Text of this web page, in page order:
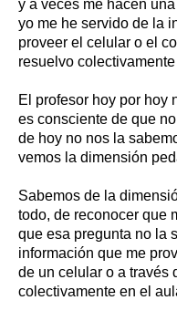
y a veces me hacen
yo me he servido de la
proveer el celular o el
resuelvo
El profesor hoy por hoy
es consciente de que
de hoy no nos la
vemos la dimensión
Sabemos de la
todo, de reconocer que
que esa pregunta no la
información que me
de un celular o a través
colectivamente en el